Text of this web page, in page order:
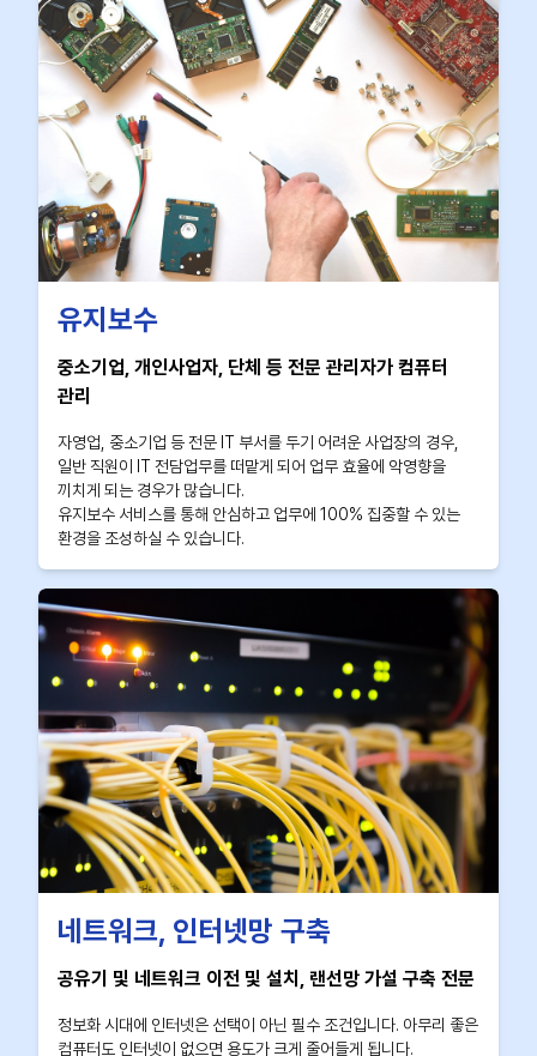
유지보수
중소기업, 개인사업자, 단체 등 전문 관리자가 컴퓨터
관리
자영업, 중소기업 등 전문 IT 부서를 두기 어려운 사업장의 경우,
일반 직원이 IT 전담업무를 떠맡게 되어 업무 효율에 악영향을
끼치게 되는 경우가 많습니다.
유지보수 서비스를 통해 안심하고 업무에 100% 집중할 수 있는
환경을 조성하실 수 있습니다.
네트워크, 인터넷망 구축
공유기 및 네트워크 이전 및 설치, 랜선망 가설 구축 전문
정보화 시대에 인터넷은 선택이 아닌 필수 조건입니다. 아무리 좋은
컴퓨터도 인터넷이 없으면 용도가 크게 줄어들게 됩니다.